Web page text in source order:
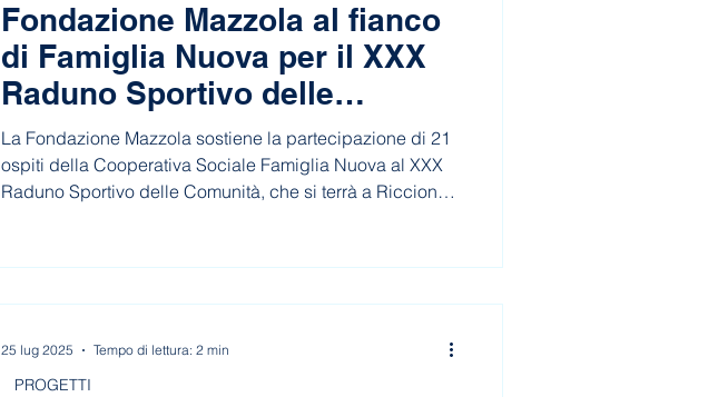
Fondazione Mazzola al fianco
di Famiglia Nuova per il XXX
Raduno Sportivo delle
Comunità
La Fondazione Mazzola sostiene la partecipazione di 21
ospiti della Cooperativa Sociale Famiglia Nuova al XXX
Raduno Sportivo delle Comunità, che si terrà a Riccione
recupero dalle dipendenze.
PROGETTI
25 lug 2025 Tempo di lettura: 2 min